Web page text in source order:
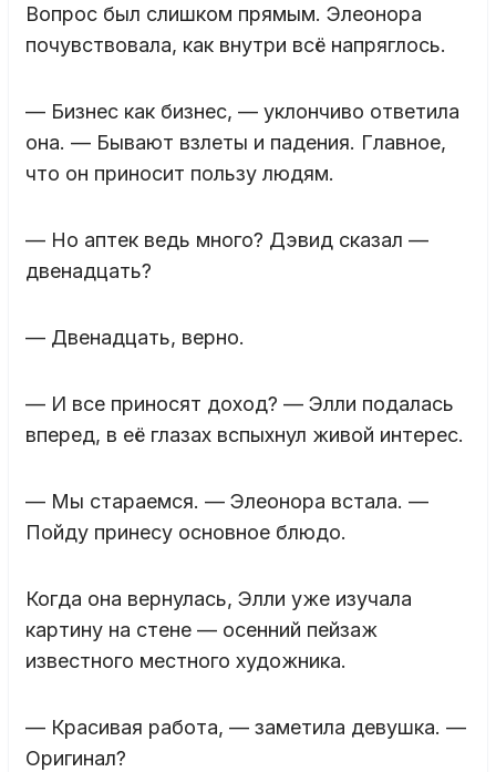
Вопрос был слишком прямым. Элеонора
почувствовала, как внутри всё напряглось.
— Бизнес как бизнес, — уклончиво ответила
она. — Бывают взлеты и падения. Главное,
что он приносит пользу людям.
— Но аптек ведь много? Дэвид сказал —
двенадцать?
— Двенадцать, верно.
— И все приносят доход? — Элли подалась
вперед, в её глазах вспыхнул живой интерес.
— Мы стараемся. — Элеонора встала. —
Пойду принесу основное блюдо.
Когда она вернулась, Элли уже изучала
картину на стене — осенний пейзаж
известного местного художника.
— Красивая работа, — заметила девушка. —
Оригинал?